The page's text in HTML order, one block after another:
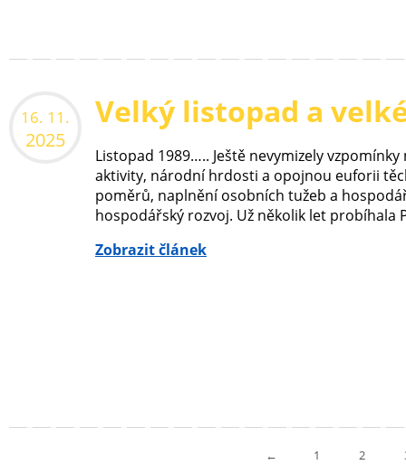
16. 11.
2025
Velký listopad a
Listopad 1989….. Ještě nevymizely
aktivity, národní hrdosti a opojnou euforii
poměrů, naplnění osobních tužeb a
hospodářský rozvoj. Už několik let probíhala
Zobrazit článek
← 1 2